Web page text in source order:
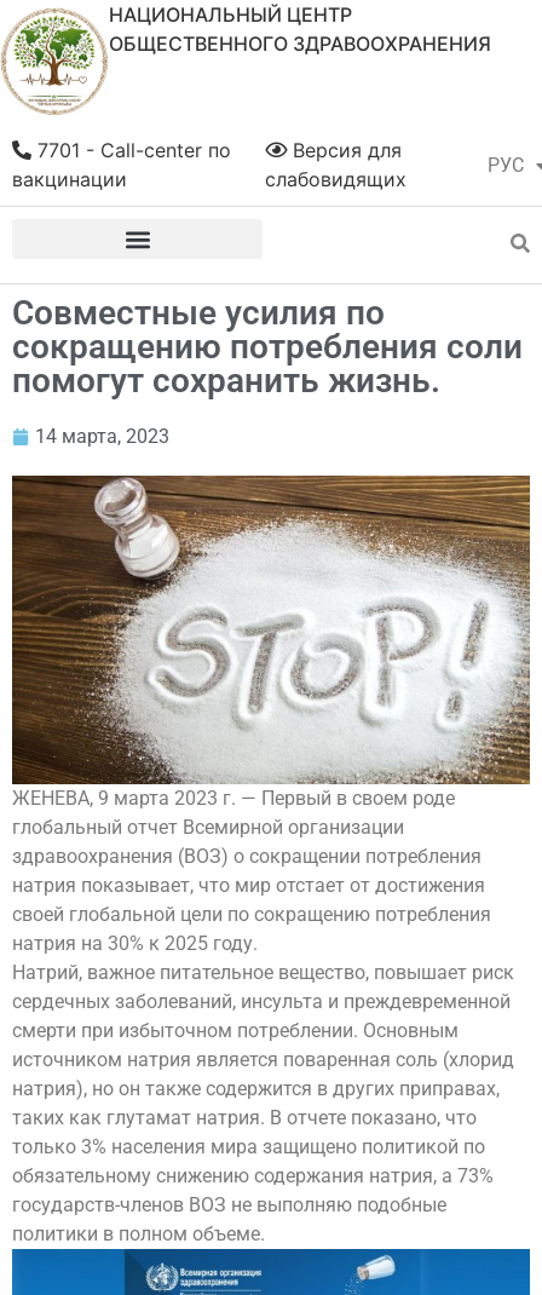
НАЦИОНАЛЬНЫЙ ЦЕНТР
ОБЩЕСТВЕННОГО ЗДРАВООХРАНЕНИЯ
РУС
ҚАЗ
Версия для
слабовидящих
7701 - Call-center по
вакцинации
Совместные усилия по
сокращению потребления соли
помогут сохранить жизнь.
14 марта, 2023
ЖЕНЕВА, 9 марта 2023 г. — Первый в своем роде
глобальный отчет Всемирной организации
здравоохранения (ВОЗ) о сокращении потребления
натрия показывает, что мир отстает от достижения
своей глобальной цели по сокращению потребления
натрия на 30% к 2025 году.
Натрий, важное питательное вещество, повышает риск
сердечных заболеваний, инсульта и преждевременной
смерти при избыточном потреблении. Основным
источником натрия является поваренная соль (хлорид
натрия), но он также содержится в других приправах,
таких как глутамат натрия. В отчете показано, что
только 3% населения мира защищено политикой по
обязательному снижению содержания натрия, а 73%
государств-членов ВОЗ не выполняю подобные
политики в полном объеме.